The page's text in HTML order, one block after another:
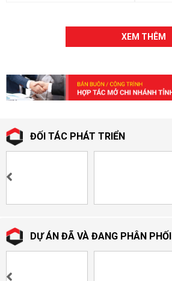
XEM THÊM
ĐỐI TÁC PHÁT TRIỂN
DỰ ÁN ĐÃ VÀ ĐANG PHÂN PHỐI